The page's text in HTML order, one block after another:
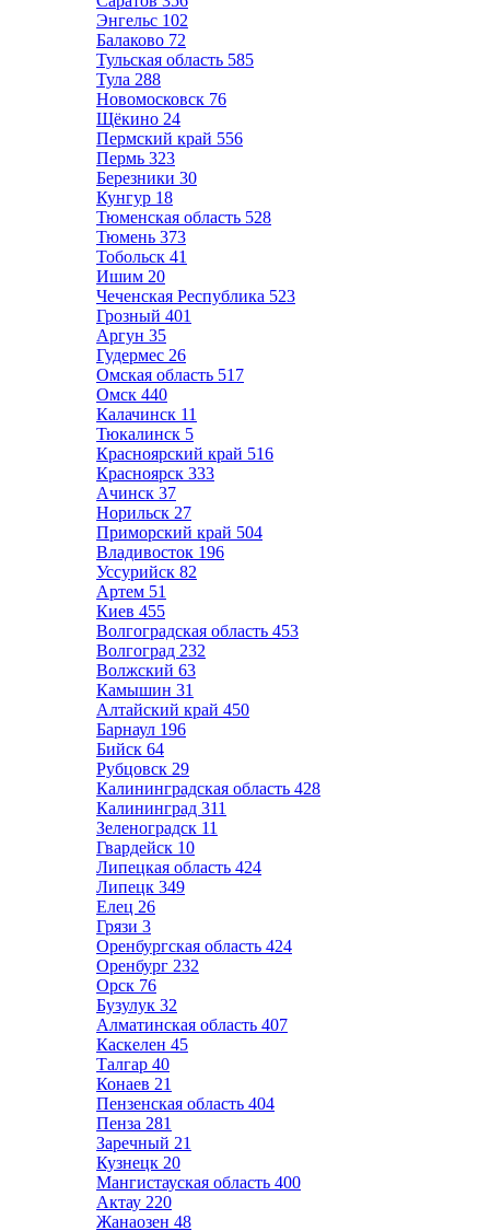
Энгельс 102
Балаково 72
Тульская область 585
Тула 288
Новомосковск 76
Щёкино 24
Пермский край 556
Пермь 323
Березники 30
Кунгур 18
Тюменская область 528
Тюмень 373
Тобольск 41
Ишим 20
Чеченская Республика 523
Грозный 401
Аргун 35
Гудермес 26
Омская область 517
Омск 440
Калачинск 11
Тюкалинск 5
Красноярский край 516
Красноярск 333
Ачинск 37
Норильск 27
Приморский край 504
Владивосток 196
Уссурийск 82
Артем 51
Киев 455
Волгоградская область 453
Волгоград 232
Волжский 63
Камышин 31
Алтайский край 450
Барнаул 196
Бийск 64
Рубцовск 29
Калининградская область 428
Калининград 311
Зеленоградск 11
Гвардейск 10
Липецкая область 424
Липецк 349
Елец 26
Грязи 3
Оренбургская область 424
Оренбург 232
Орск 76
Бузулук 32
Алматинская область 407
Каскелен 45
Талгар 40
Конаев 21
Пензенская область 404
Пенза 281
Заречный 21
Кузнецк 20
Мангистауская область 400
Актау 220
Жанаозен 48